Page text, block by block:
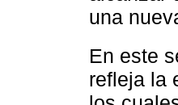
una
En este
refleja la